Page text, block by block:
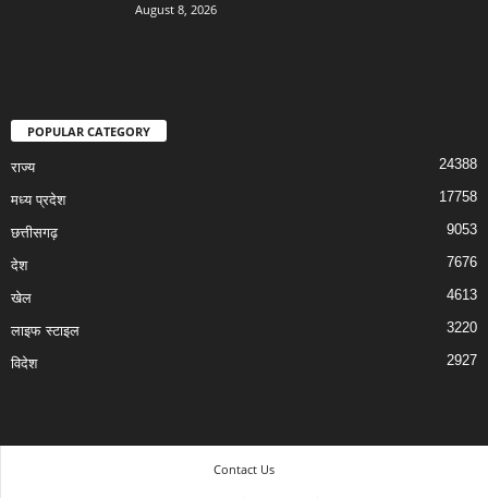
August 8, 2026
POPULAR CATEGORY
राज्य 24388
मध्य प्रदेश 17758
छत्तीसगढ़ 9053
देश 7676
खेल 4613
लाइफ स्टाइल 3220
विदेश 2927
Contact Us